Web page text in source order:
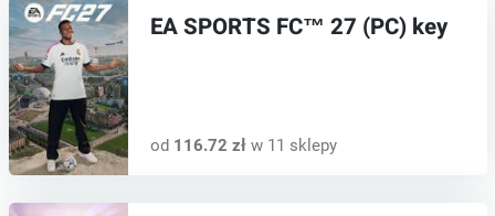
EA SPORTS FC™ 27 (PC) key
od 116.72 złw 11 sklepy